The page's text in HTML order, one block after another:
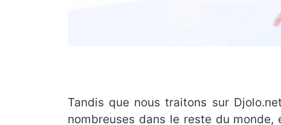
Tandis que nous traitons sur
nombreuses dans le reste du